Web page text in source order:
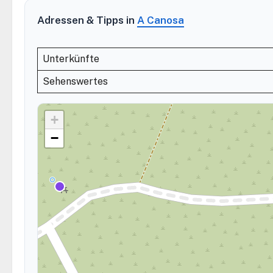
Adressen & Tipps in A Canosa
Unterkünfte
Sehenswertes
+
−